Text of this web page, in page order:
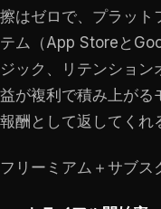
擦はゼロで、プラット
テム（App Storeと
ジック、リテンション
益が複利で積み上がる
報酬として返してくれ
フリーミアム＋サブス